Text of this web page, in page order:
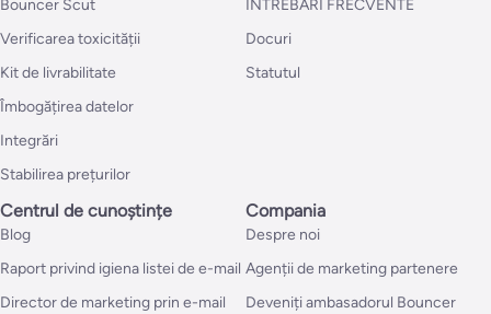
Bouncer Scut
Verificarea toxicității
Kit de livrabilitate
Îmbogățirea datelor
Integrări
Stabilirea prețurilor
ÎNTREBĂRI FRECVENTE
Docuri
Statutul
Centrul de cunoștințe
Blog
Raport privind igiena listei de e-mail
Director de marketing prin e-mail
Compania
Despre noi
Agenții de marketing partenere
Deveniți ambasadorul Bouncer